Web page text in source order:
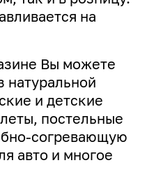
на
Вы можете
натуральной
и детские
постельные
согревающую
авто и многое